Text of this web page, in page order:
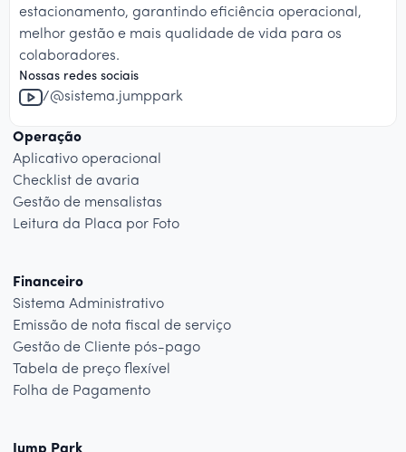
estacionamento, garantindo eficiência operacional,
melhor gestão e mais qualidade de vida para os
colaboradores.
Nossas redes sociais
/@sistema.jumppark
Operação
Aplicativo operacional
Checklist de avaria
Gestão de mensalistas
Leitura da Placa por Foto
Financeiro
Sistema Administrativo
Emissão de nota fiscal de serviço
Gestão de Cliente pós-pago
Tabela de preço flexível
Folha de Pagamento